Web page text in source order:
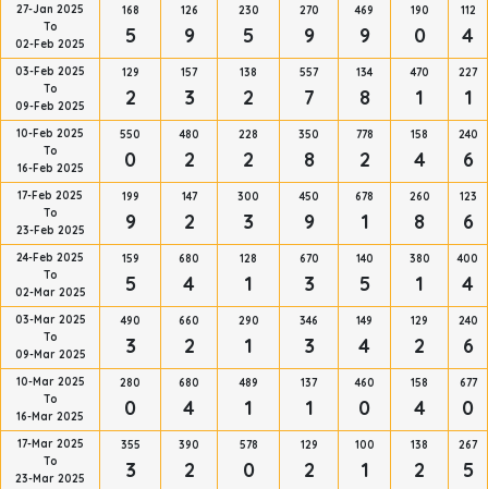
27-Jan 2025
To
02-Feb 2025
168
5
126
9
230
5
270
9
469
9
190
0
112
4
03-Feb 2025
To
09-Feb 2025
129
2
157
3
138
2
557
7
134
8
470
1
227
1
10-Feb 2025
To
16-Feb 2025
550
0
480
2
228
2
350
8
778
2
158
4
240
6
17-Feb 2025
To
23-Feb 2025
199
9
147
2
300
3
450
9
678
1
260
8
123
6
24-Feb 2025
To
02-Mar 2025
159
5
680
4
128
1
670
3
140
5
380
1
400
4
03-Mar 2025
To
09-Mar 2025
490
3
660
2
290
1
346
3
149
4
129
2
240
6
10-Mar 2025
To
16-Mar 2025
280
0
680
4
489
1
137
1
460
0
158
4
677
0
17-Mar 2025
To
23-Mar 2025
355
3
390
2
578
0
129
2
100
1
138
2
267
5